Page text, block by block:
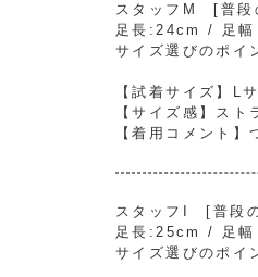
スタッフM [普段
足長:24cm / 足幅
サイズ選びのポイ
【試着サイズ】L
【サイズ感】ス
【着用コメント
スタッフI [普段
足長:25cm / 足幅
サイズ選びのポイ